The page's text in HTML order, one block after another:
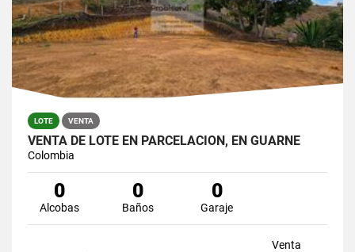
LOTE VENTA
VENTA DE LOTE EN PARCELACION, EN GUARNE
Colombia
0
Alcobas
0
Baños
0
Garaje
Venta